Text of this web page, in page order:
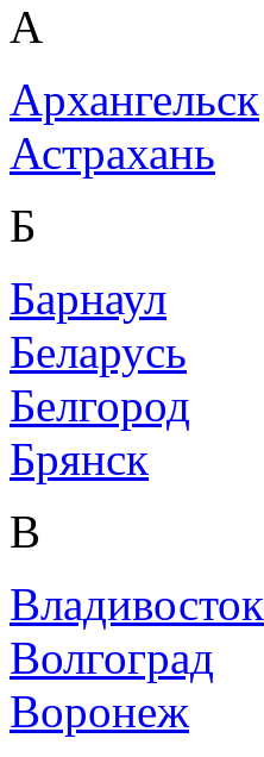
А
Архангельск
Астрахань
Б
Барнаул
Беларусь
Белгород
Брянск
В
Владивосток
Волгоград
Воронеж